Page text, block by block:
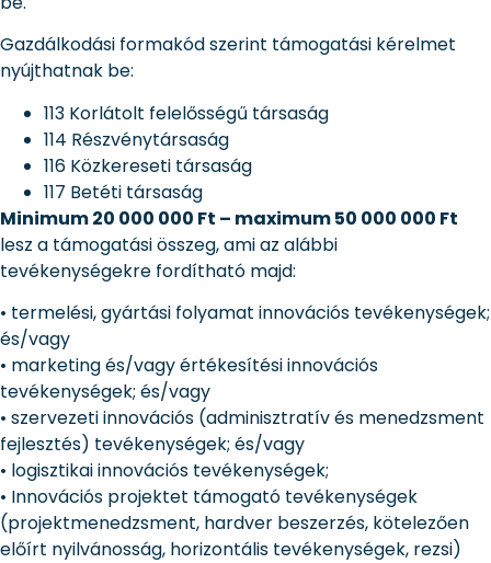
Gazdálkodási formakód szerint támogatási kérelmet
nyújthatnak be:
113 Korlátolt felelősségű társaság
114 Részvénytársaság
116 Közkereseti társaság
117 Betéti társaság
Minimum 20 000 000 Ft – maximum 50 000 000 Ft
lesz a támogatási összeg, ami az alábbi
tevékenységekre fordítható majd:
• termelési, gyártási folyamat innovációs tevékenységek;
és/vagy
• marketing és/vagy értékesítési innovációs
tevékenységek; és/vagy
• szervezeti innovációs (adminisztratív és menedzsment
fejlesztés) tevékenységek; és/vagy
• logisztikai innovációs tevékenységek;
• Innovációs projektet támogató tevékenységek
(projektmenedzsment, hardver beszerzés, kötelezően
előírt nyilvánosság, horizontális tevékenységek, rezsi)